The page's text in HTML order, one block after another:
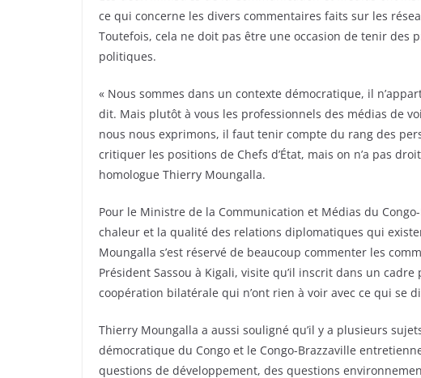
ce qui concerne les divers commentaires faits sur les
Toutefois, cela ne doit pas être une occasion de tenir des
politiques.
« Nous sommes dans un contexte démocratique, il
dit. Mais plutôt à vous les professionnels des médias de
nous nous exprimons, il faut tenir compte du rang des
critiquer les positions de Chefs d’État, mais on n’a pas
homologue Thierry Moungalla.
Pour le Ministre de la Communication et Médias du
chaleur et la qualité des relations diplomatiques qui
Moungalla s’est réservé de beaucoup commenter les
Président Sassou à Kigali, visite qu’il inscrit dans un
coopération bilatérale qui n’ont rien à voir avec ce qui se
Thierry Moungalla a aussi souligné qu’il y a plusieurs
démocratique du Congo et le Congo-Brazzaville
questions de développement, des questions